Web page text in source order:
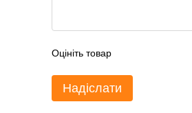
Оцініть товар
Надіслати